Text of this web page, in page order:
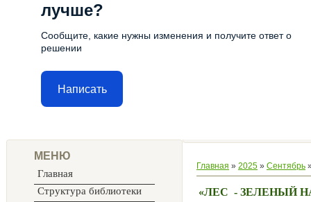
лучше?
Сообщите, какие нужны изменения и получите ответ о
решении
Написать
МЕНЮ
Главная
Структура библиотеки
Главная » 2025 » Сентябрь
«ЛЕС - ЗЕЛЕНЫЙ